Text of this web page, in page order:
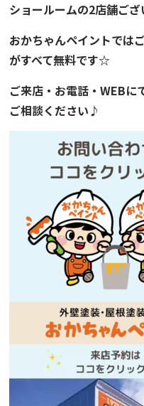
ショールームの2店舗ござ
おかちゃんペイントでは
がすべて無料です☆
ご来店・お電話・WEBに
ご相談ください♪